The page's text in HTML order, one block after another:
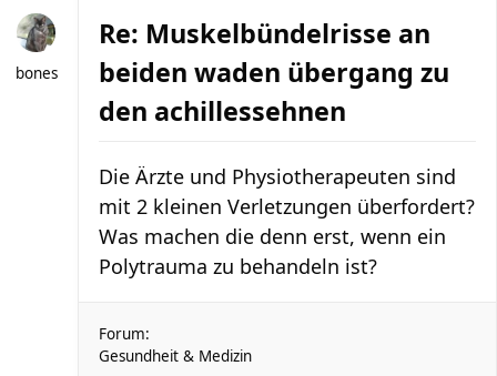
bones
Re: Muskelbündelrisse an
beiden waden übergang zu
den achillessehnen
Die Ärzte und Physiotherapeuten sind
mit 2 kleinen Verletzungen überfordert?
Was machen die denn erst, wenn ein
Polytrauma zu behandeln ist?
Forum:
Gesundheit & Medizin